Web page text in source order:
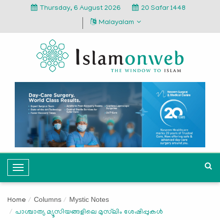
Thursday, 6 August 2026
20 Safar 1448
Malayalam
T
o
g
l
Home Columns Mystic Notes
പാശ്ചാത്യ മ്യൂസിയങ്ങളിലെ മുസ്‍ലിം ശേഷിപ്പുകള്‍